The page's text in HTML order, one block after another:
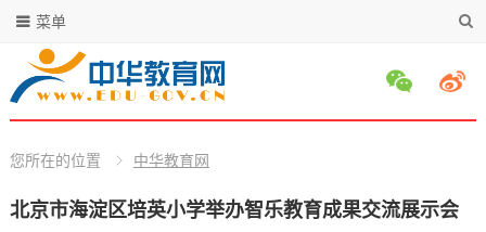
菜单
您所在的位置 中华教育网
北京市海淀区培英小学举办智乐教育成果交流展示会